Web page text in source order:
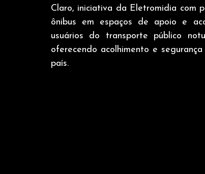
Claro, iniciativa da Eletromidia com
ônibus em espaços de apoio e
usuários do transporte público
oferecendo acolhimento e
país.